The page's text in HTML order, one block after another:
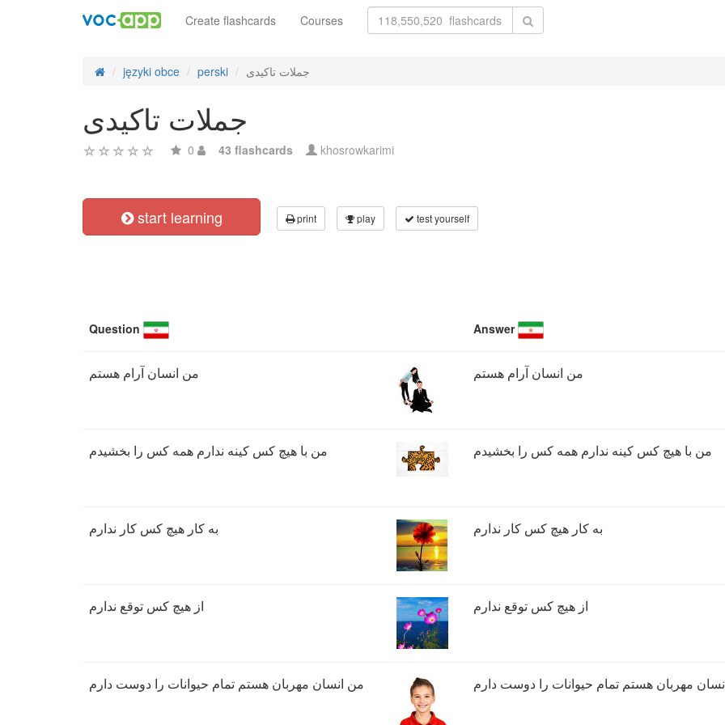
Create flashcards Courses
języki obce perski جملات تاکیدی
جملات تاکیدی
0 43 flashcards khosrowkarimi
start learning print play test yourself
Question Answer
من انسان آرام هستم من انسان آرام هستم
من با هیچ کس کینه ندارم همه کس را بخشیدم من با هیچ کس کینه ندارم همه کس را بخشیدم
به کار هیچ کس کار ندارم به کار هیچ کس کار ندارم
از هیچ کس توقع ندارم از هیچ کس توقع ندارم
من انسان مهربان هستم تمام حیوانات را دوست دارم مهربان هستم تمام حیوانات را دوست دارم